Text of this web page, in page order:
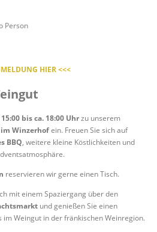
Person
HIER <<<
15:00 bis ca. 18:00 Uhrzu unserem
Winzerhofein. Freuen Sie sich auf
BBQ, weitere kleine Köstlichkeiten und
reservieren wir gerne einen Tisch.
mit einem Spaziergang über den
und genießen Sie einen
Weingut in der fränkischen Weinregion.